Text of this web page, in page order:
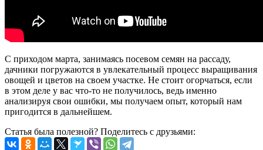
С приходом марта, занимаясь посевом семян на рассаду,
дачники погружаются в увлекательный процесс выращивания
овощей и цветов на своем участке. Не стоит огорчаться, если
в этом деле у вас что-то не получилось, ведь именно
анализируя свои ошибки, мы получаем опыт, который нам
пригодится в дальнейшем.
Статья была полезной? Поделитесь с друзьями: